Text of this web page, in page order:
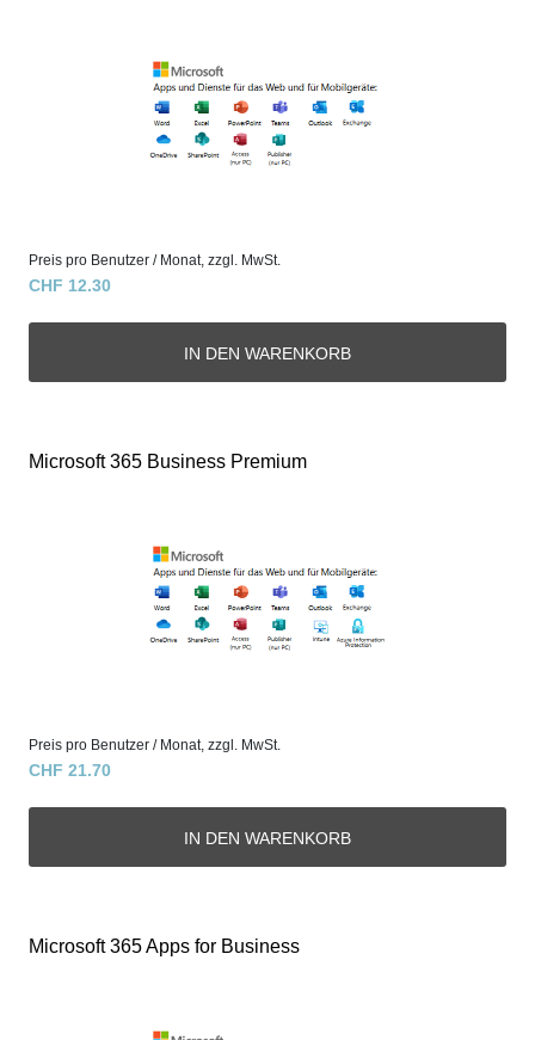
Preis pro Benutzer / Monat, zzgl. MwSt.
CHF 12.30
Microsoft 365 Business Premium
Preis pro Benutzer / Monat, zzgl. MwSt.
CHF 21.70
Microsoft 365 Apps for Business